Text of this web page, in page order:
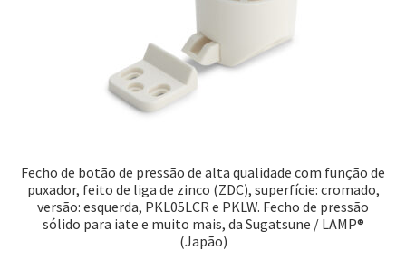
Fecho de botão de pressão de alta qualidade com função de
puxador, feito de liga de zinco (ZDC), superfície: cromado,
versão: esquerda, PKL05LCR e PKLW. Fecho de pressão
sólido para iate e muito mais, da Sugatsune / LAMP®
(Japão)